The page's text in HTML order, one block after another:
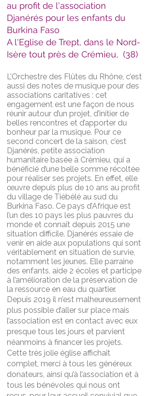
au profit de l'association
Djanérés pour les enfants du
Burkina Faso
A l'Eglise de Trept, dans le Nord-
Isère tout près de Crémieu, (38)
L’Orchestre des Flûtes du Rhône, c’est
aussi des notes de musique pour des
associations caritatives : cet
engagement est une façon de nous
réunir autour d’un projet, d’initier de
belles rencontres et d’apporter du
bonheur par la musique. Pour ce
second concert de la saison, c’est
Djanérés, petite association
humanitaire basée à Crémieu, qui a
bénéficié d’une belle somme récoltée
pour réaliser ses projets. En effet, elle
œuvre depuis plus de 10 ans au profit
du village de Tiébélé au sud du
Burkina Faso. Ce pays d’Afrique est
l’un des 10 pays les plus pauvres du
monde et connaît depuis 2015 une
situation difficile. Djanérés essaie de
venir en aide aux populations qui sont
véritablement en situation de survie,
notamment les jeunes. Elle parraine
des enfants, aide 2 écoles et participe
à l’amélioration de la préservation de
la ressource en eau du quartier.
Depuis 2019 il n’est malheureusement
plus possible d’aller sur place mais
l’association est en contact avec eux
presque tous les jours et parvient
néanmoins à financer les projets.
Cette très jolie église affichait
complet, merci à tous les généreux
donateurs, ainsi qu’à l’association et à
tous les bénévoles qui nous ont